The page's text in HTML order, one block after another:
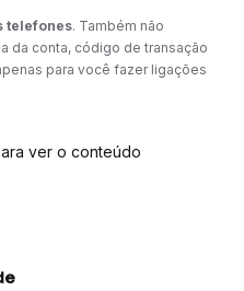
telefones. Também não
da conta, código de transação
para você fazer ligações
ver o conteúdo